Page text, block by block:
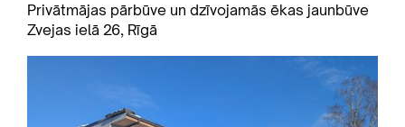
Privātmājas pārbūve un dzīvojamās ēkas jaunbūve
Zvejas ielā 26, Rīgā